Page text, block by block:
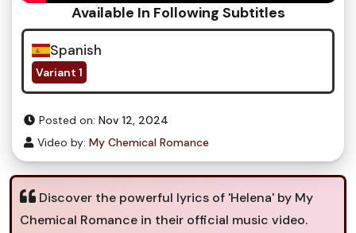
Available In Following Subtitles
Spanish
Variant 1
Posted on: Nov 12, 2024
Video by: My Chemical Romance
Discover the powerful lyrics of 'Helena' by My
Chemical Romance in their official music video.